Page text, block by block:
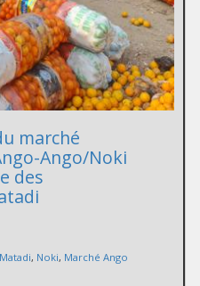
marché
Ango/Noki
des
Matadi, Noki, Marché Ango